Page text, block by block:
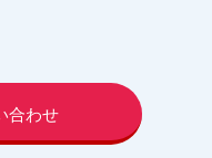
委託することがありま
の適正管理・機密保持に
合わせ